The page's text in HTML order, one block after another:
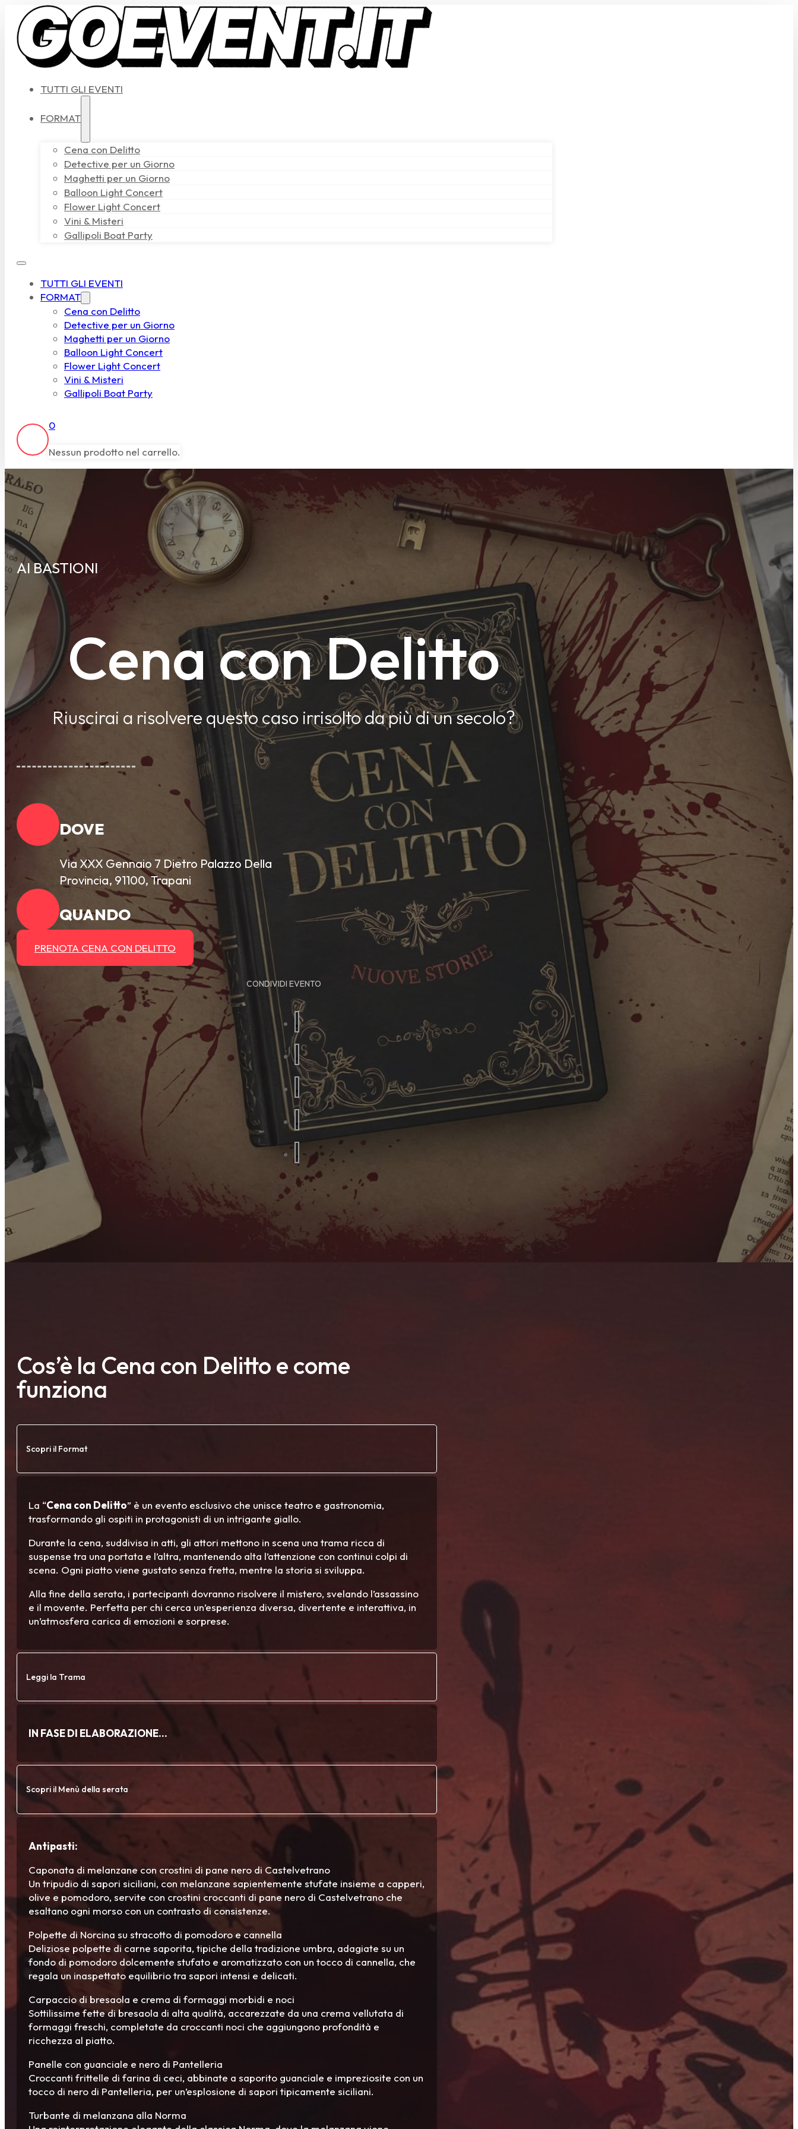
TUTTI GLI EVENTI
FORMAT
Cena con Delitto
Detective per un Giorno
Maghetti per un Giorno
Balloon Light Concert
Flower Light Concert
Vini & Misteri
Gallipoli Boat Party
TUTTI GLI EVENTI
FORMAT
Cena con Delitto
Detective per un Giorno
Maghetti per un Giorno
Balloon Light Concert
Flower Light Concert
Vini & Misteri
Gallipoli Boat Party
0
Nessun prodotto nel carrello.
AI BASTIONI
Cena con Delitto
Riuscirai a risolvere questo caso irrisolto da più di un secolo?
DOVE
Via XXX Gennaio 7 Dietro Palazzo Della
Provincia, 91100, Trapani
QUANDO
PRENOTA CENA CON DELITTO
CONDIVIDI EVENTO
Cos’è la Cena con Delitto e come
funziona
Scopri il Format
La “Cena con Delitto” è un evento esclusivo che unisce teatro e gastronomia,
trasformando gli ospiti in protagonisti di un intrigante giallo.
Durante la cena, suddivisa in atti, gli attori mettono in scena una trama ricca di
suspense tra una portata e l’altra, mantenendo alta l’attenzione con continui colpi di
scena. Ogni piatto viene gustato senza fretta, mentre la storia si sviluppa.
Alla fine della serata, i partecipanti dovranno risolvere il mistero, svelando l’assassino
e il movente. Perfetta per chi cerca un’esperienza diversa, divertente e interattiva, in
un’atmosfera carica di emozioni e sorprese.
Leggi la Trama
IN FASE DI ELABORAZIONE…
Scopri il Menù della serata
Antipasti:
Caponata di melanzane con crostini di pane nero di Castelvetrano
Un tripudio di sapori siciliani, con melanzane sapientemente stufate insieme a capperi,
olive e pomodoro, servite con crostini croccanti di pane nero di Castelvetrano che
esaltano ogni morso con un contrasto di consistenze.
Polpette di Norcina su stracotto di pomodoro e cannella
Deliziose polpette di carne saporita, tipiche della tradizione umbra, adagiate su un
fondo di pomodoro dolcemente stufato e aromatizzato con un tocco di cannella, che
regala un inaspettato equilibrio tra sapori intensi e delicati.
Carpaccio di bresaola e crema di formaggi morbidi e noci
Sottilissime fette di bresaola di alta qualità, accarezzate da una crema vellutata di
formaggi freschi, completate da croccanti noci che aggiungono profondità e
ricchezza al piatto.
Panelle con guanciale e nero di Pantelleria
Croccanti frittelle di farina di ceci, abbinate a saporito guanciale e impreziosite con un
tocco di nero di Pantelleria, per un’esplosione di sapori tipicamente siciliani.
Turbante di melanzana alla Norma